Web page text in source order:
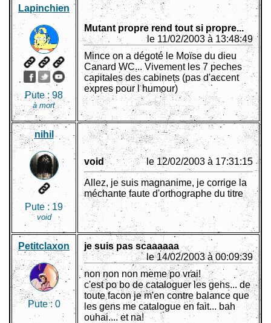
Lapinchien
Pute :98
à mort
Mutant propre rend tout si propre...
le 11/02/2003 à 13:48:49
Mince on a dégoté le Moïse du dieu
Canard WC... Vivement les 7 peches
capitales des cabinets (pas d'accent
expres pour l humour)
nihil
Pute : 19
void
void le 12/02/2003 à 17:31:15
Allez, je suis magnanime, je corrige la
méchante faute d'orthographe du titre
Petitclaxon
Pute : 0
je suis pas scaaaaaa
le 14/02/2003 à 00:09:39
non non non meme po vrai!
c'est po bo de cataloguer les gens... de
toute facon je m'en contre balance que
les gens me catalogue en fait... bah
ouhai.... et na!